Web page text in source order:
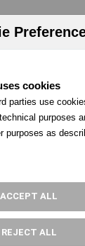
de
cookies
parties use
purposes
purposes as
ACCEPT ALL
REJECT ALL